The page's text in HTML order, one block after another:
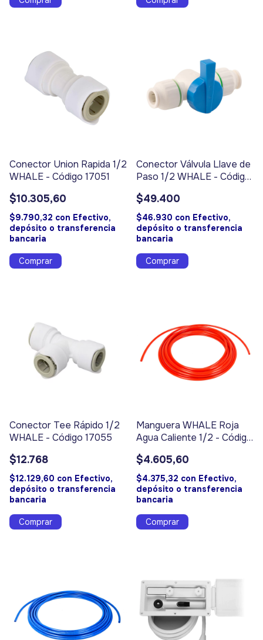
Conector Union Rapida 1/2
WHALE - Código 17051
$10.305,60
$9.790,32 con Efectivo,
depósito o transferencia
bancaria
Conector Válvula Llave de
Paso 1/2 WHALE - Código
$49.400
$46.930 con Efectivo,
depósito o transferencia
bancaria
Conector Tee Rápido 1/2
WHALE - Código 17055
$12.768
$12.129,60 con Efectivo,
depósito o transferencia
bancaria
Manguera WHALE Roja
Agua Caliente 1/2 - Código
$4.605,60
$4.375,32 con Efectivo,
depósito o transferencia
bancaria